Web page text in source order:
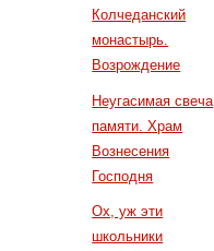
Колчеданский
монастырь.
Возрождение
Неугасимая свеча
памяти. Храм
Вознесения
Господня
Ох, уж эти
школьники